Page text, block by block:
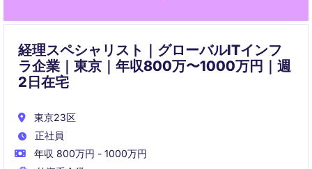
経理スペシャリスト｜グローバルITインフ
ラ企業｜東京｜年収800万〜1000万円｜週
2日在宅
東京23区
正社員
年収 800万円 - 1000万円